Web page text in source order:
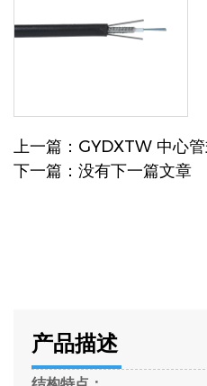
上一篇：GYDXTW 中心
下一篇：没有下一篇文章
产品描述